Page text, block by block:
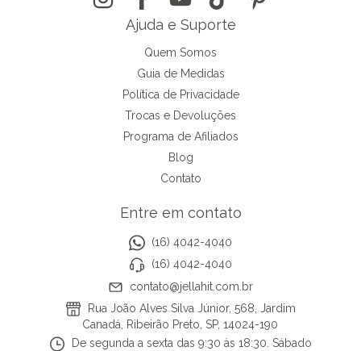
Ajuda e Suporte
Quem Somos
Guia de Medidas
Política de Privacidade
Trocas e Devoluções
Programa de Afiliados
Blog
Contato
Entre em contato
(16) 4042-4040
(16) 4042-4040
contato@jellahit.com.br
Rua João Alves Silva Júnior, 568, Jardim
Canadá, Ribeirão Preto, SP, 14024-190
De segunda a sexta das 9:30 às 18:30. Sábado